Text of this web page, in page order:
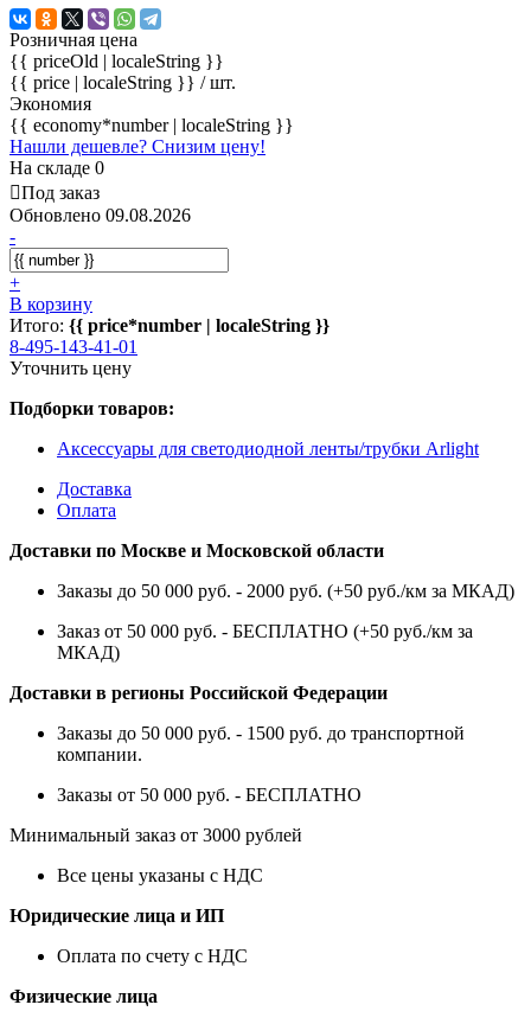
Розничная цена
{{ priceOld | localeString }}
{{ price | localeString }} / шт.
Экономия
{{ economy*number | localeString }}
Нашли дешевле? Снизим цену!
На складе 0
Под заказ
Обновлено 09.08.2026
-
+
В корзину
Итого: {{ price*number | localeString }}
8-495-143-41-01
Уточнить цену
Подборки товаров:
Аксессуары для светодиодной ленты/трубки Arlight
Доставка
Оплата
Доставки по Москве и Московской области
Заказы до 50 000 руб. - 2000 руб. (+50 руб./км за МКАД)
Заказ от 50 000 руб. - БЕСПЛАТНО (+50 руб./км за
МКАД)
Доставки в регионы Российской Федерации
Заказы до 50 000 руб. - 1500 руб. до транспортной
компании.
Заказы от 50 000 руб. - БЕСПЛАТНО
Минимальный заказ от 3000 рублей
Все цены указаны с НДС
Юридические лица и ИП
Оплата по счету с НДС
Физические лица